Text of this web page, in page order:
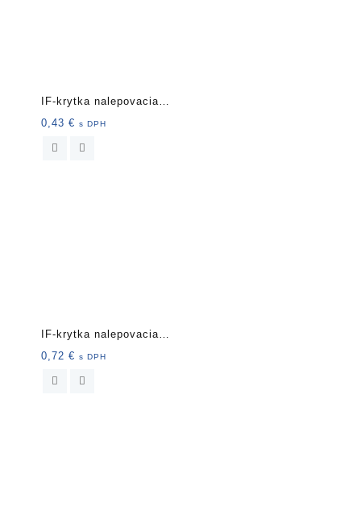
IF-krytka nalepovacia
13mm20ks 2102tm.b
0,43 € s DPH
IF-krytka nalepovacia
20mm 15 ks 40041 d
0,72 € s DPH